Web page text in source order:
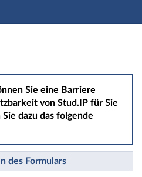
Sie eine Barriere
von Stud.IP für Sie
dazu das folgende
des Formulars